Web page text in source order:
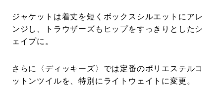
ジャケットは着丈を短くボックスシルエットにアレ
ンジし、トラウザーズもヒップをすっきりとしたシ
ェイプに。
さらに〈ディッキーズ〉では定番のポリエステルコ
ットンツイルを、特別にライトウェイトに変更。